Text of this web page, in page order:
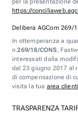
per la presentazione
https://
Delibera AGCom 269/
In ottemperanza a
n.269/18/CONS ,
interessati dalla
dal 23 giugno 2017 al
di compensazione di
visita la tua area
TRASPARENZA